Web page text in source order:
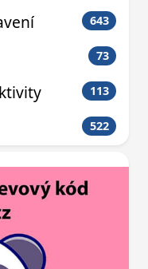
643
73
113
522